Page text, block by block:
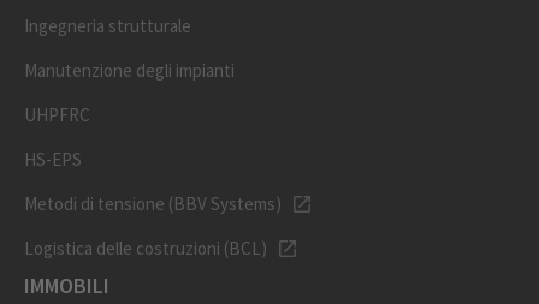
Ingegneria strutturale
Manutenzione degli impianti
UHPFRC
HS-EPS
Metodi di tensione (BBV Systems)
Logistica delle costruzioni (BCL)
IMMOBILI